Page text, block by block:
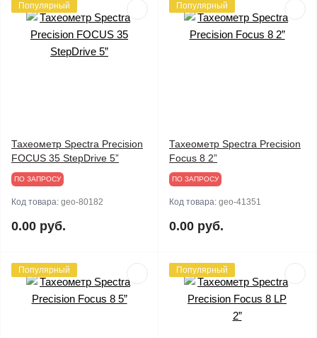
Популярный
Тахеометр Spectra Precision
FOCUS 35 StepDrive 5”
ПО ЗАПРОСУ
Код товара: geo-80182
0.00 руб.
Популярный
Тахеометр Spectra Precision
Focus 8 2”
ПО ЗАПРОСУ
Код товара: geo-41351
0.00 руб.
Популярный Популярный